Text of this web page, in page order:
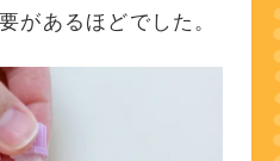
があるほどでした。